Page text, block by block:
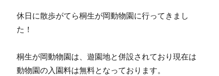
休日に散歩がてら桐生が岡動物園に行ってきまし
た！
桐生が岡動物園は、遊園地と併設されており現在は
動物園の入園料は無料となっております。